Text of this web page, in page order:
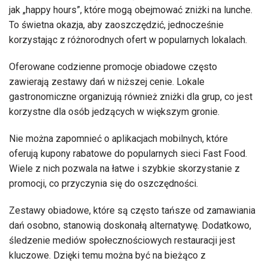
jak „happy hours”, które mogą obejmować zniżki na lunche.
To świetna okazja, aby zaoszczędzić, jednocześnie
korzystając z różnorodnych ofert w popularnych lokalach.
Oferowane codzienne promocje obiadowe często
zawierają zestawy dań w niższej cenie. Lokale
gastronomiczne organizują również zniżki dla grup, co jest
korzystne dla osób jedzących w większym gronie.
Nie można zapomnieć o aplikacjach mobilnych, które
oferują kupony rabatowe do popularnych sieci Fast Food.
Wiele z nich pozwala na łatwe i szybkie skorzystanie z
promocji, co przyczynia się do oszczędności.
Zestawy obiadowe, które są często tańsze od zamawiania
dań osobno, stanowią doskonałą alternatywę. Dodatkowo,
śledzenie mediów społecznościowych restauracji jest
kluczowe. Dzięki temu można być na bieżąco z